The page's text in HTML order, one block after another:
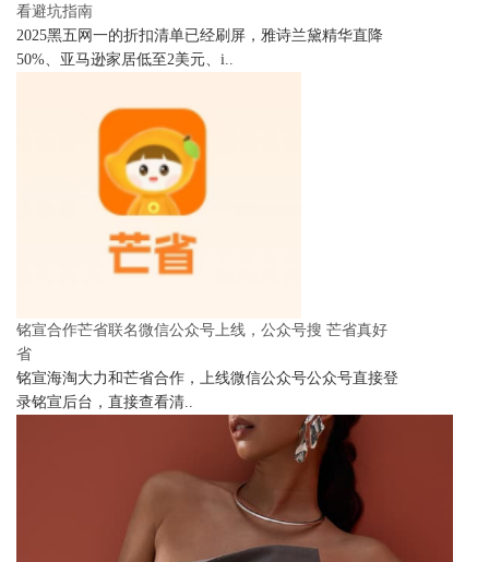
看避坑指南
2025黑五网一的折扣清单已经刷屏，雅诗兰黛精华直降
50%、亚马逊家居低至2美元、i..
铭宣合作芒省联名微信公众号上线，公众号搜 芒省真好
省
铭宣海淘大力和芒省合作，上线微信公众号公众号直接登
录铭宣后台，直接查看清..